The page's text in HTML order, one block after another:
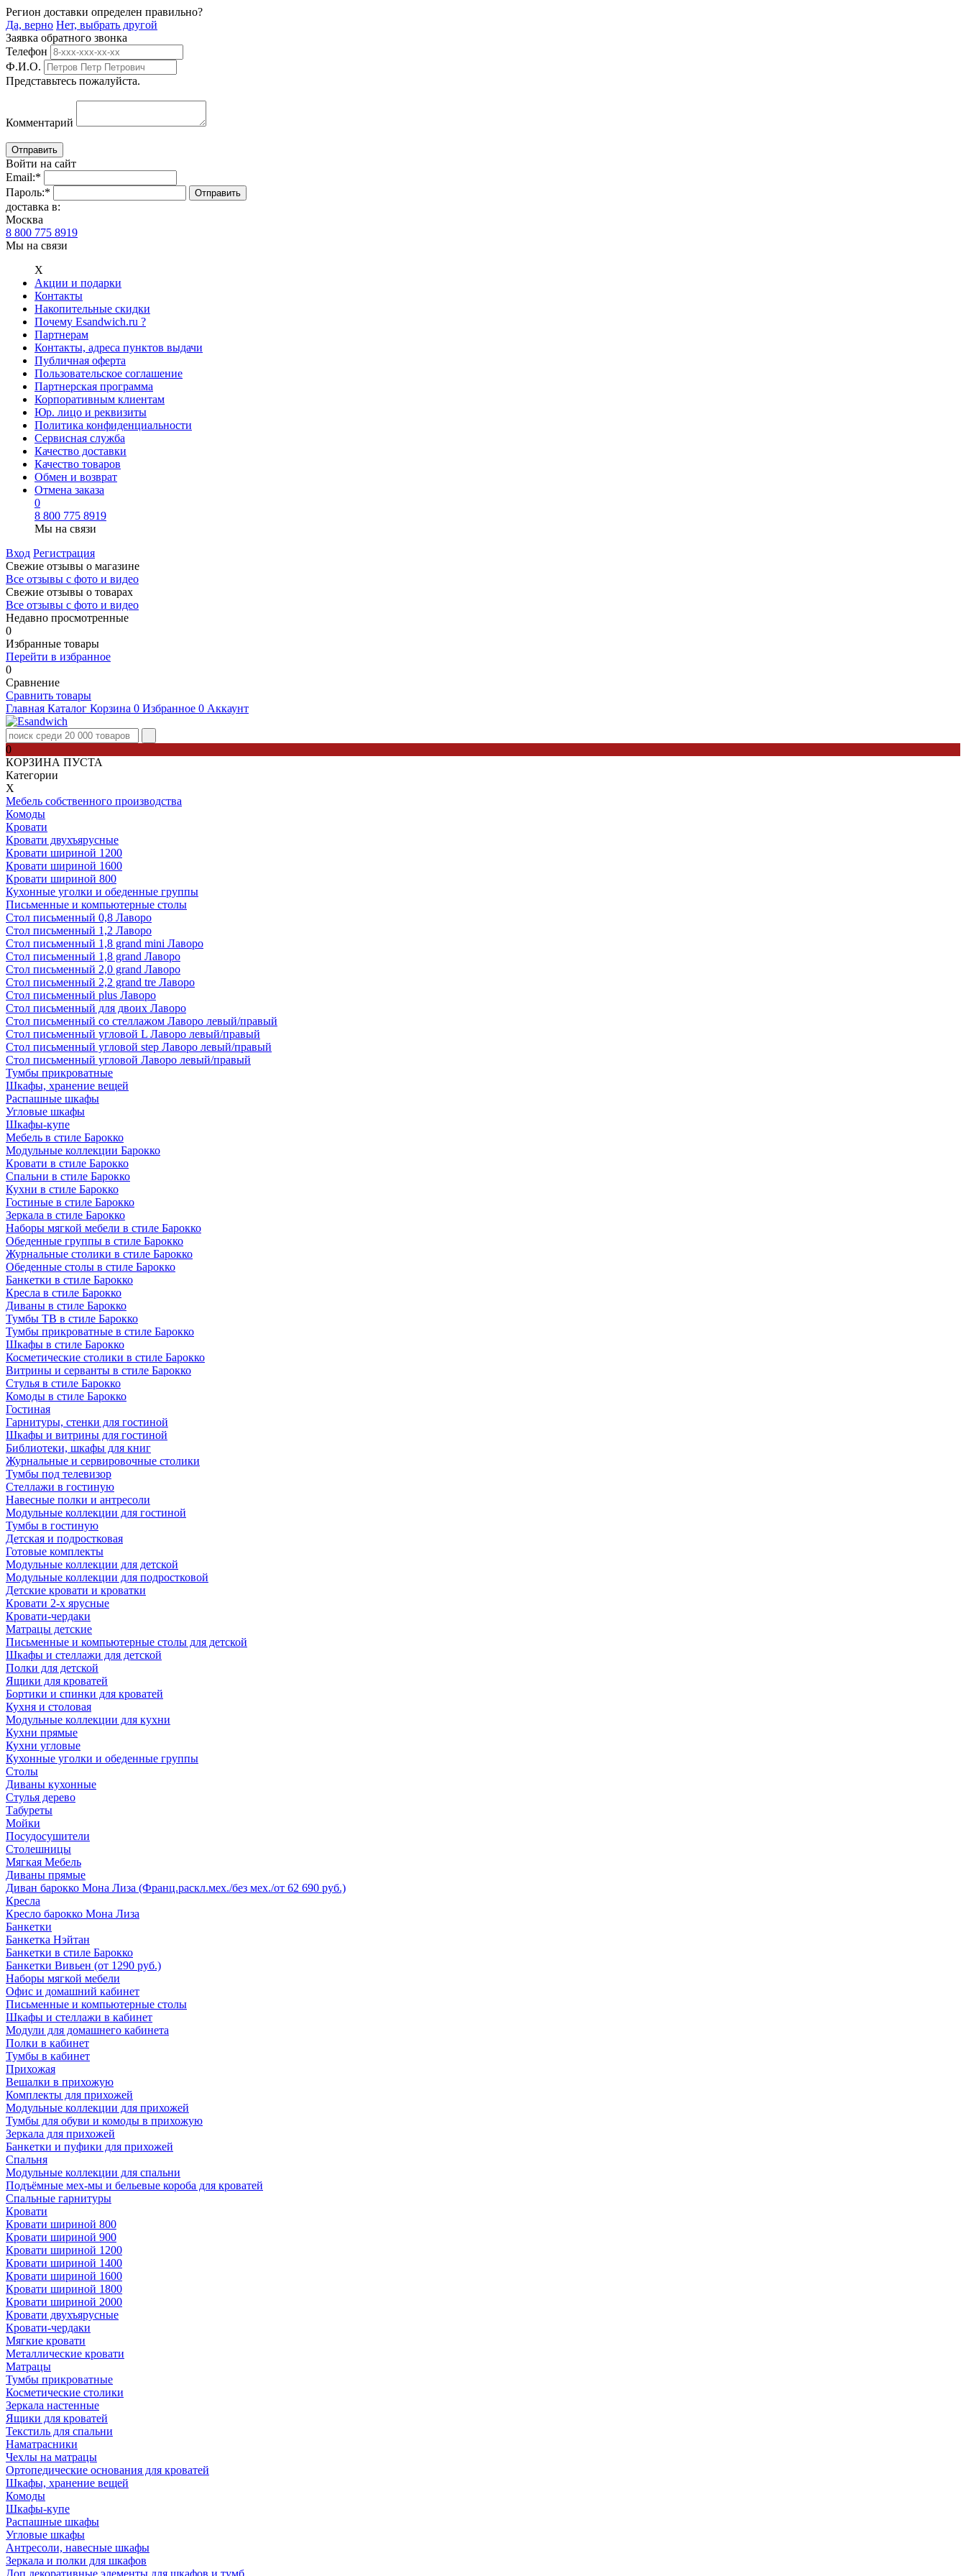
Регион доставки определен правильно?
Да, верно Нет, выбрать другой
Заявка обратного звонка
Телефон
Ф.И.О.
Представьтесь пожалуйста.
Комментарий
Войти на сайт
Email:*
Пароль:*
доставка в:
Москва
8 800 775 8919
Мы на связи
Х
Акции и подарки
Контакты
Накопительные скидки
Почему Esandwich.ru ?
Партнерам
Контакты, адреса пунктов выдачи
Публичная оферта
Пользовательское соглашение
Партнерская программа
Корпоративным клиентам
Юр. лицо и реквизиты
Политика конфиденциальности
Сервисная служба
Качество доставки
Качество товаров
Обмен и возврат
Отмена заказа
0
8 800 775 8919
Мы на связи
Вход Регистрация
Свежие отзывы о магазине
Все отзывы с фото и видео
Свежие отзывы о товарах
Все отзывы c фото и видео
Недавно просмотренные
0
Избранные товары
Перейти в избранное
0
Сравнение
Сравнить товары
Главная Каталог Корзина 0 Избранное 0 Аккаунт
0
КОРЗИНА ПУСТА
Категории
Х
Мебель собственного производства
Комоды
Кровати
Кровати двухъярусные
Кровати шириной 1200
Кровати шириной 1600
Кровати шириной 800
Кухонные уголки и обеденные группы
Письменные и компьютерные столы
Стол письменный 0,8 Лаворо
Стол письменный 1,2 Лаворо
Стол письменный 1,8 grand mini Лаворо
Стол письменный 1,8 grand Лаворо
Стол письменный 2,0 grand Лаворо
Стол письменный 2,2 grand tre Лаворо
Стол письменный plus Лаворо
Стол письменный для двоих Лаворо
Стол письменный со стеллажом Лаворо левый/правый
Стол письменный угловой L Лаворо левый/правый
Стол письменный угловой step Лаворо левый/правый
Стол письменный угловой Лаворо левый/правый
Тумбы прикроватные
Шкафы, хранение вещей
Распашные шкафы
Угловые шкафы
Шкафы-купе
Мебель в стиле Барокко
Модульные коллекции Барокко
Кровати в стиле Барокко
Спальни в стиле Барокко
Кухни в стиле Барокко
Гостиные в стиле Барокко
Зеркала в стиле Барокко
Наборы мягкой мебели в стиле Барокко
Обеденные группы в стиле Барокко
Журнальные столики в стиле Барокко
Обеденные столы в стиле Барокко
Банкетки в стиле Барокко
Кресла в стиле Барокко
Диваны в стиле Барокко
Тумбы ТВ в стиле Барокко
Тумбы прикроватные в стиле Барокко
Шкафы в стиле Барокко
Косметические столики в стиле Барокко
Витрины и серванты в стиле Барокко
Стулья в стиле Барокко
Комоды в стиле Барокко
Гостиная
Гарнитуры, стенки для гостиной
Шкафы и витрины для гостиной
Библиотеки, шкафы для книг
Журнальные и сервировочные столики
Тумбы под телевизор
Стеллажи в гостиную
Навесные полки и антресоли
Модульные коллекции для гостиной
Тумбы в гостиную
Детская и подростковая
Готовые комплекты
Модульные коллекции для детской
Модульные коллекции для подростковой
Детские кровати и кроватки
Кровати 2-х ярусные
Кровати-чердаки
Матрацы детские
Письменные и компьютерные столы для детской
Шкафы и стеллажи для детской
Полки для детской
Ящики для кроватей
Бортики и спинки для кроватей
Кухня и столовая
Модульные коллекции для кухни
Кухни прямые
Кухни угловые
Кухонные уголки и обеденные группы
Столы
Диваны кухонные
Стулья дерево
Табуреты
Мойки
Посудосушители
Столешницы
Мягкая Мебель
Диваны прямые
Диван барокко Мона Лиза (Франц.раскл.мех./без мех./от 62 690 руб.)
Кресла
Кресло барокко Мона Лиза
Банкетки
Банкетка Нэйтан
Банкетки в стиле Барокко
Банкетки Вивьен (от 1290 руб.)
Наборы мягкой мебели
Офис и домашний кабинет
Письменные и компьютерные столы
Шкафы и стеллажи в кабинет
Модули для домашнего кабинета
Полки в кабинет
Тумбы в кабинет
Прихожая
Вешалки в прихожую
Комплекты для прихожей
Модульные коллекции для прихожей
Тумбы для обуви и комоды в прихожую
Зеркала для прихожей
Банкетки и пуфики для прихожей
Спальня
Модульные коллекции для спальни
Подъёмные мех-мы и бельевые короба для кроватей
Спальные гарнитуры
Кровати
Кровати шириной 800
Кровати шириной 900
Кровати шириной 1200
Кровати шириной 1400
Кровати шириной 1600
Кровати шириной 1800
Кровати шириной 2000
Кровати двухъярусные
Кровати-чердаки
Мягкие кровати
Металлические кровати
Матрацы
Тумбы прикроватные
Косметические столики
Зеркала настенные
Ящики для кроватей
Текстиль для спальни
Наматрасники
Чехлы на матрацы
Ортопедические основания для кроватей
Шкафы, хранение вещей
Комоды
Шкафы-купе
Распашные шкафы
Угловые шкафы
Антресоли, навесные шкафы
Зеркала и полки для шкафов
Доп.декоративные элементы для шкафов и тумб